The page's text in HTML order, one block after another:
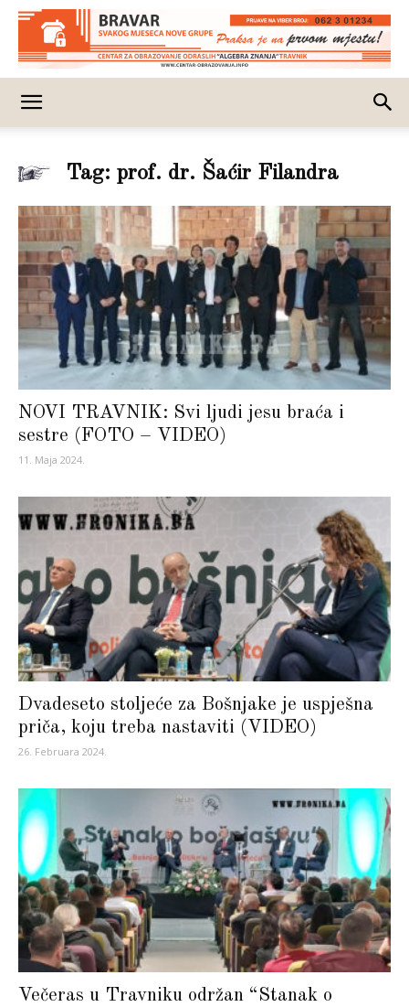
Tag: prof. dr. Šaćir Filandra
NOVI TRAVNIK: Svi ljudi jesu braća i
sestre (FOTO – VIDEO)
11. Maja 2024.
Dvadeseto stoljeće za Bošnjake je uspješna
priča, koju treba nastaviti (VIDEO)
26. Februara 2024.
Večeras u Travniku održan “Stanak o